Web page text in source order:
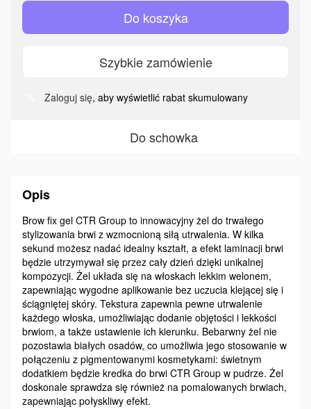
Do koszyka
Szybkie zamówienie
Zaloguj się, aby wyświetlić rabat skumulowany
Do schowka
Opis
Brow fix gel CTR Group to innowacyjny żel do trwałego
stylizowania brwi z wzmocnioną siłą utrwalenia. W kilka
sekund możesz nadać idealny kształt, a efekt laminacji brwi
będzie utrzymywał się przez cały dzień dzięki unikalnej
kompozycji. Żel układa się na włoskach lekkim welonem,
zapewniając wygodne aplikowanie bez uczucia klejącej się i
ściągniętej skóry. Tekstura zapewnia pewne utrwalenie
każdego włoska, umożliwiając dodanie objętości i lekkości
brwiom, a także ustawienie ich kierunku. Bebarwny żel nie
pozostawia białych osadów, co umożliwia jego stosowanie w
połączeniu z pigmentowanymi kosmetykami: świetnym
dodatkiem będzie kredka do brwi CTR Group w pudrze. Żel
doskonale sprawdza się również na pomalowanych brwiach,
zapewniając połyskliwy efekt.